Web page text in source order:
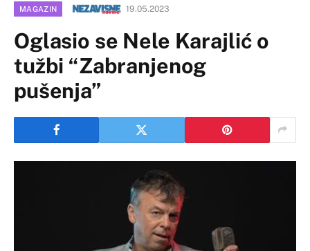
MAGAZIN 19.05.2023
Oglasio se Nele Karajlić o
tužbi “Zabranjenog
pušenja”